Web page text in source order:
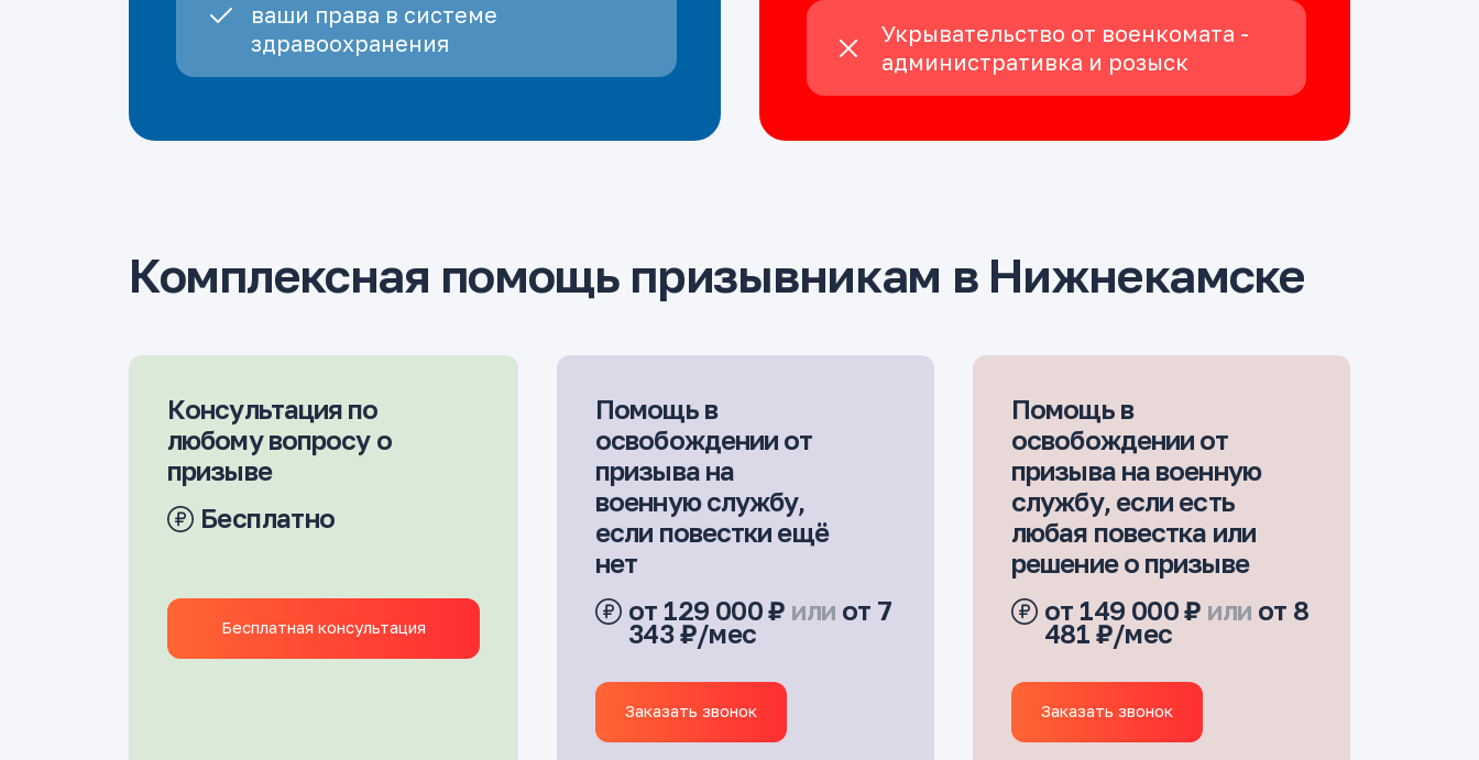
ваши права в системе
здравоохранения
Укрывательство от военкомата -
административка и розыск
Комплексная помощь призывникам в Нижнекамске
Консультация по
любому вопросу о
призыве
Бесплатно
Бесплатная консультация
Помощь в
освобождении от
призыва на
военную службу,
если повестки ещё
нет
от 129 000 ₽ или от 7
343 ₽/мес
Заказать звонок
Помощь в
освобождении от
призыва на военную
службу, если есть
любая повестка или
решение о призыве
от 149 000 ₽ или от 8
481 ₽/мес
Заказать звонок